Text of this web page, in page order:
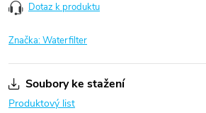
Dotaz k produktu
Značka:Waterfilter
Soubory ke stažení
Produktový list